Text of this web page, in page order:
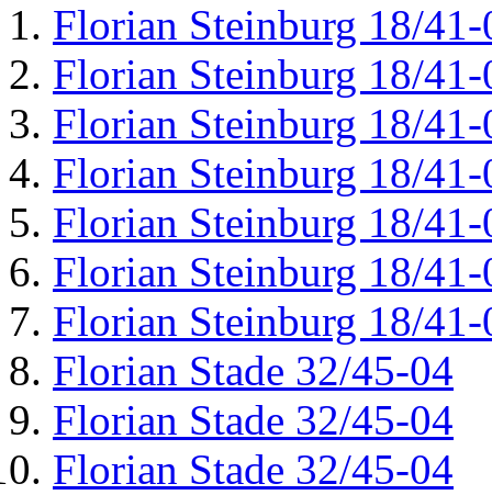
Florian Steinburg 18/41-
Florian Steinburg 18/41-
Florian Steinburg 18/41-
Florian Steinburg 18/41-
Florian Steinburg 18/41-
Florian Steinburg 18/41-
Florian Steinburg 18/41-
Florian Stade 32/45-04
Florian Stade 32/45-04
Florian Stade 32/45-04